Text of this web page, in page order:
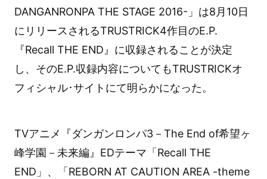
DANGANRONPA THE STAGE 2016-」は8月10日
にリリースされるTRUSTRICK4作目のE.P.
『Recall THE END』に収録されることが決定
し、そのE.P.収録内容についてもTRUSTRICKオ
フィシャル･サイトにて明らかになった。
TVアニメ『ダンガンロンパ3－The End of希望ヶ
峰学園－未来編』EDテーマ「Recall THE
END」、「REBORN AT CAUTION AREA -theme